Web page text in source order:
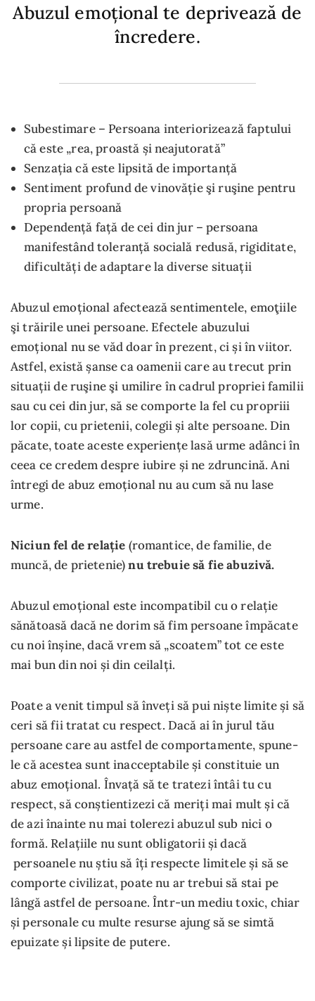
Abuzul emoțional te deprivează de
încredere.
Subestimare – Persoana interiorizează faptului
că este „rea, proastă și neajutorată”
Senzația că este lipsită de importanță
Sentiment profund de vinovăție şi ruşine pentru
propria persoană
Dependență față de cei din jur – persoana
manifestând toleranță socială redusă, rigiditate,
dificultăți de adaptare la diverse situații
Abuzul emoțional afectează sentimentele, emoţiile
şi trăirile unei persoane. Efectele abuzului
emoțional nu se văd doar în prezent, ci și în viitor.
Astfel, există șanse ca oamenii care au trecut prin
situații de ruşine şi umilire în cadrul propriei familii
sau cu cei din jur, să se comporte la fel cu propriii
lor copii, cu prietenii, colegii și alte persoane. Din
păcate, toate aceste experiențe lasă urme adânci în
ceea ce credem despre iubire și ne zdruncină. Ani
întregi de abuz emoțional nu au cum să nu lase
urme.
Niciun fel de relație (romantice, de familie, de
muncă, de prietenie)nu trebuie să fie abuzivă.
Abuzul emoțional este incompatibil cu o relație
sănătoasă dacă ne dorim să fim persoane împăcate
cu noi înșine, dacă vrem să „scoatem” tot ce este
mai bun din noi și din ceilalți.
Poate a venit timpul să înveți să pui niște limite și să
ceri să fii tratat cu respect. Dacă ai în jurul tău
persoane care au astfel de comportamente, spune-
le că acestea sunt inacceptabile și constituie un
abuz emoțional. Învață să te tratezi întâi tu cu
respect, să conștientizezi că meriți mai mult și că
de azi înainte nu mai tolerezi abuzul sub nici o
formă. Relațiile nu sunt obligatorii și dacă
persoanele nu știu să îți respecte limitele și să se
comporte civilizat, poate nu ar trebui să stai pe
lângă astfel de persoane. Într-un mediu toxic, chiar
și personale cu multe resurse ajung să se simtă
epuizate și lipsite de putere.